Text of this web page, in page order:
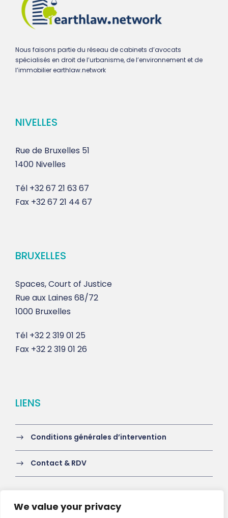
We value your privacy
Nous faisons partie du réseau de cabinets d’avocats
spécialisés en droit de l’urbanisme, de l’environnement et de
l’immobilier earthlaw.network
NIVELLES
Rue de Bruxelles 51
1400 Nivelles
Tél +32 67 21 63 67
Fax +32 67 21 44 67
BRUXELLES
Spaces, Court of Justice
Rue aux Laines 68/72
1000 Bruxelles
Tél +32 2 319 01 25
Fax +32 2 319 01 26
LIENS
Conditions générales d’intervention
Contact & RDV